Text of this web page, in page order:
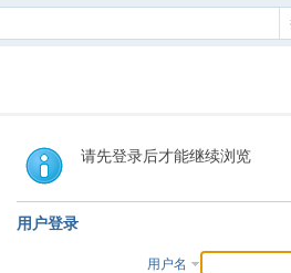
请先登录后才能继续浏览
用户登录
用户名